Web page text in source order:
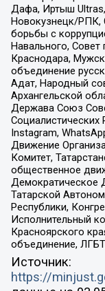
Дафа, Иртыш Ultras,
Новокузнецк/РПК,
борьбы с
Навального, Совет
Краснодара,
объединение
Адат, Народный
Архангельской
Держава Союз
Социалистических
Instagram,
Движение
Комитет,
общественное
Демократическое
Татарской
Республики,
Исполнительный
Красноярского
объединение,
Источник:
https://